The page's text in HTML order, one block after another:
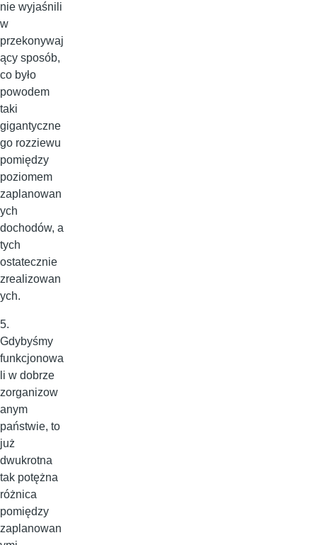
nie wyjaśnili
w
przekonywaj
ący sposób,
co było
powodem
taki
gigantyczne
go rozziewu
pomiędzy
poziomem
zaplanowan
ych
dochodów, a
tych
ostatecznie
zrealizowan
ych.
5.
Gdybyśmy
funkcjonowa
li w dobrze
zorganizow
anym
państwie, to
już
dwukrotna
tak potężna
różnica
pomiędzy
zaplanowan